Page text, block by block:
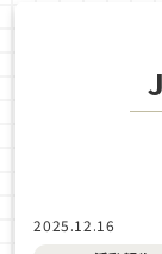
2025.12.16